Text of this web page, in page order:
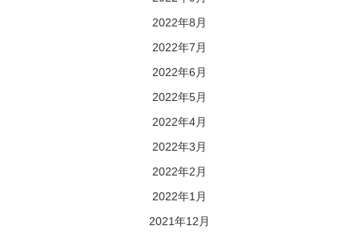
2022年8月
2022年7月
2022年6月
2022年5月
2022年4月
2022年3月
2022年2月
2022年1月
2021年12月